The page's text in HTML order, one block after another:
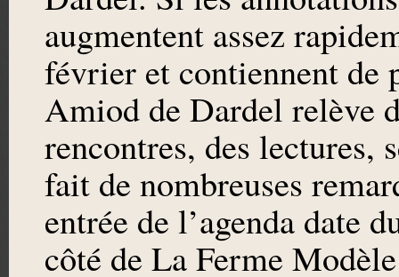
augmentent assez
février et contiennent de
Amiod de Dardel relève
rencontres, des
fait de nombreuses
entrée de l’agenda date
côté de La Ferme